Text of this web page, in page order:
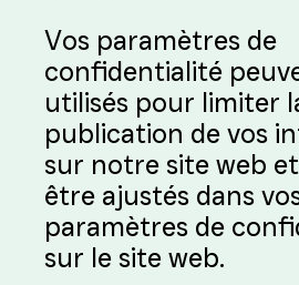
Vos paramètres de
confidentialité
utilisés pour limiter
publication de vos
sur notre site web
être ajustés dans
paramètres de
sur le site web.